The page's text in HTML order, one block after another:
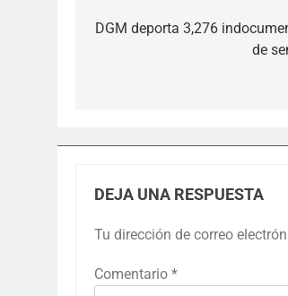
de
DGM deporta 3,276
de
DEJA UNA RESPUESTA
Tu dirección de correo
Comentario *